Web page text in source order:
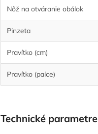
Nôž na otváranie obálok
Pinzeta
Pravítko (cm)
Pravítko (palce)
Technické parametre